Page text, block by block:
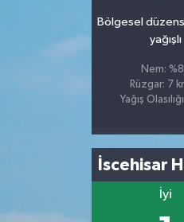
Bölgesel
yağışlı
Nem:
Rüzgar: 7
Yağış
İscehisar
İyi